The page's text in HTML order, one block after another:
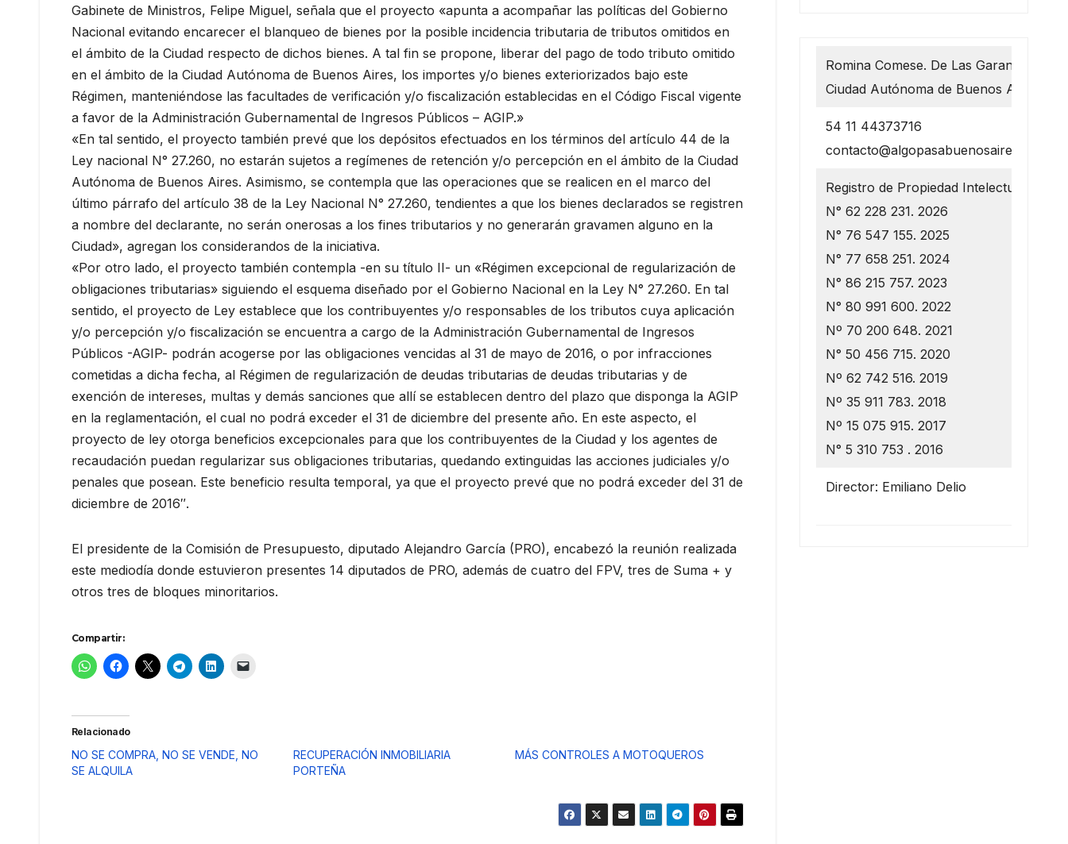
Gabinete de Ministros, Felipe Miguel, señala que el proyecto «apunta a acompañar las políticas del Gobierno
Nacional evitando encarecer el blanqueo de bienes por la posible incidencia tributaria de tributos omitidos en
el ámbito de la Ciudad respecto de dichos bienes. A tal fin se propone, liberar del pago de todo tributo omitido
en el ámbito de la Ciudad Autónoma de Buenos Aires, los importes y/o bienes exteriorizados bajo este
Régimen, manteniéndose las facultades de verificación y/o fiscalización establecidas en el Código Fiscal vigente
a favor de la Administración Gubernamental de Ingresos Públicos – AGIP.»
«En tal sentido, el proyecto también prevé que los depósitos efectuados en los términos del artículo 44 de la
Ley nacional N° 27.260, no estarán sujetos a regímenes de retención y/o percepción en el ámbito de la Ciudad
Autónoma de Buenos Aires. Asimismo, se contempla que las operaciones que se realicen en el marco del
último párrafo del artículo 38 de la Ley Nacional N° 27.260, tendientes a que los bienes declarados se registren
a nombre del declarante, no serán onerosas a los fines tributarios y no generarán gravamen alguno en la
Ciudad», agregan los considerandos de la iniciativa.
«Por otro lado, el proyecto también contempla -en su título II- un «Régimen excepcional de regularización de
obligaciones tributarias» siguiendo el esquema diseñado por el Gobierno Nacional en la Ley N° 27.260. En tal
sentido, el proyecto de Ley establece que los contribuyentes y/o responsables de los tributos cuya aplicación
y/o percepción y/o fiscalización se encuentra a cargo de la Administración Gubernamental de Ingresos
Públicos -AGIP- podrán acogerse por las obligaciones vencidas al 31 de mayo de 2016, o por infracciones
cometidas a dicha fecha, al Régimen de regularización de deudas tributarias de deudas tributarias y de
exención de intereses, multas y demás sanciones que allí se establecen dentro del plazo que disponga la AGIP
en la reglamentación, el cual no podrá exceder el 31 de diciembre del presente año. En este aspecto, el
proyecto de ley otorga beneficios excepcionales para que los contribuyentes de la Ciudad y los agentes de
recaudación puedan regularizar sus obligaciones tributarias, quedando extinguidas las acciones judiciales y/o
penales que posean. Este beneficio resulta temporal, ya que el proyecto prevé que no podrá exceder del 31 de
diciembre de 2016″.
El presidente de la Comisión de Presupuesto, diputado Alejandro García (PRO), encabezó la reunión realizada
este mediodía donde estuvieron presentes 14 diputados de PRO, además de cuatro del FPV, tres de Suma + y
otros tres de bloques minoritarios.
Compartir:
Relacionado
NO SE COMPRA, NO SE VENDE, NO
SE ALQUILA
RECUPERACIÓN INMOBILIARIA
PORTEÑA
MÁS CONTROLES A MOTOQUEROS
Romina Comese. De Las Garantías 1218
Ciudad Autónoma de Buenos Aires
54 11 44373716
contacto@algopasabuenosaires.com.ar
Registro de Propiedad Intelectual
N° 62 228 231. 2026
N° 76 547 155. 2025
N° 77 658 251. 2024
N° 86 215 757. 2023
N° 80 991 600. 2022
Nº 70 200 648. 2021
N° 50 456 715. 2020
Nº 62 742 516. 2019
Nº 35 911 783. 2018
Nº 15 075 915. 2017
N° 5 310 753 . 2016
Director: Emiliano Delio